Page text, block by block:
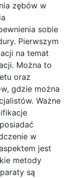
zębów w
sobie
Pierwszym
na temat
Można to
oraz
gdzie można
Ważne
w
jest
metody
są